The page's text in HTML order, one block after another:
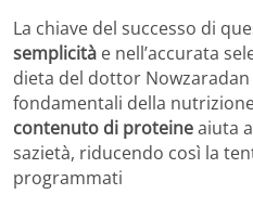
La chiave del successo di
semplicità e nell’accurata
dieta del dottor
fondamentali della
contenuto di proteineaiuta
sazietà, riducendo così la
programmati